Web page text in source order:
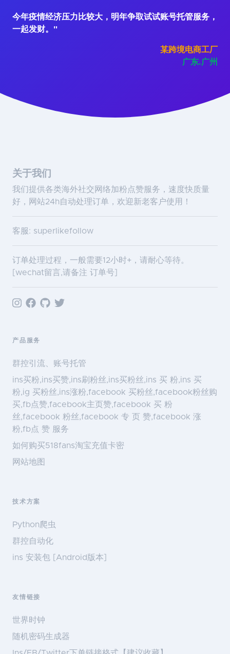
今年疫情经济压力比较大，明年争取试试账号托管服务，
一起发财。"
某跨境电商工厂
广东.广州
关于我们
我们提供各类海外社交网络加粉点赞服务，速度快质量
好，网站24h自动处理订单，欢迎新老客户使用！
客服: superlikefollow
订单处理过程，一般需要12小时+，请耐心等待。
[wechat留言,请备注 订单号]
产品服务
群控引流、账号托管
ins买粉,ins买赞,ins刷粉丝,ins买粉丝,ins 买 粉,ins 买
粉,ig 买粉丝,ins涨粉,facebook 买粉丝,facebook粉丝购
买,fb点赞,facebook主页赞,facebook 买 粉
丝,facebook 粉丝,facebook 专 页 赞,facebook 涨
粉,fb点 赞 服务
如何购买518fans淘宝充值卡密
网站地图
技术方案
Python爬虫
群控自动化
ins 安装包 [Android版本]
友情链接
世界时钟
随机密码生成器